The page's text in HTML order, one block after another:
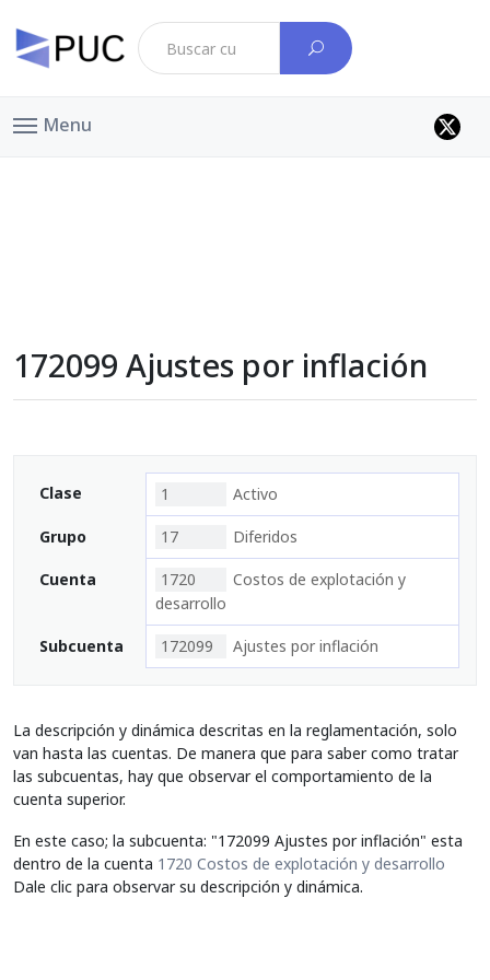
Menu
172099 Ajustes por inflación
Clase 1 Activo
Grupo 17 Diferidos
Cuenta 1720
Costos de explotación y
desarrollo
Subcuenta 172099 Ajustes por inflación
La descripción y dinámica descritas en la reglamentación, solo
van hasta las cuentas. De manera que para saber como tratar
las subcuentas, hay que observar el comportamiento de la
cuenta superior.
En este caso; la subcuenta: "172099 Ajustes por inflación" esta
dentro de la cuenta 1720 Costos de explotación y desarrollo
Dale clic para observar su descripción y dinámica.